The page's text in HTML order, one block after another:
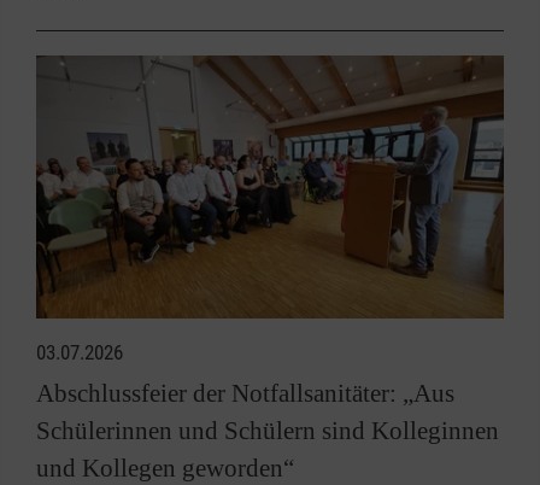
03.07.2026
Abschlussfeier der Notfallsanitäter: „Aus
Schülerinnen und Schülern sind Kolleginnen
und Kollegen geworden“